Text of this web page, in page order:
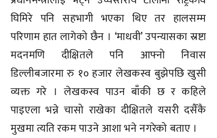
घिमिरे पनि सहभागी भएका थिए तर हालसम्म
परिणाम हात लागेको छैन । ‘माधवी’ उपन्यासका स्रष्टा
मदनमणि दीक्षितले पनि आफ्नो निवास
डिल्लीबजारमा रु १० हजार लेखकस्व बुझेपछि खुसी
व्यक्त गरे । लेखकस्व पाउन बाँकी छ र कहिले
पाइएला भन्ने चासो राखेका दीक्षितले यसरी दसैँकै
मुखमा त्यति रकम पाउने आशा भने नगरेको बताए ।